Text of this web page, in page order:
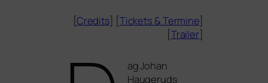
[Credits] [Tickets &Termine]
[Trailer]
ag Johan
Haugeruds